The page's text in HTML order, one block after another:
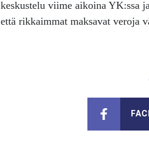
keskustelu viime aikoina YK:ssa
että rikkaimmat maksavat veroja